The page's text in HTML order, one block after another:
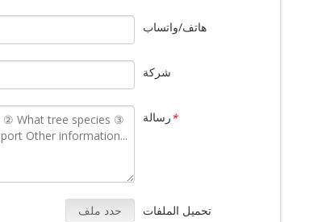
هاتف/واتساب
شركة
*رسالة
تحميل الملفات حدد ملف